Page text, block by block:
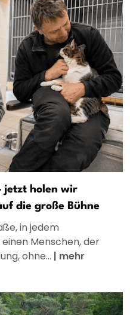
jetzt holen wir
die große Bühne
in jedem
Menschen, der
ohne... | mehr